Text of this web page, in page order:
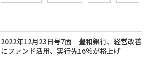
2022年12月23日号7面 豊和銀行、経営改善
にファンド活用、実行先16％が格上げ